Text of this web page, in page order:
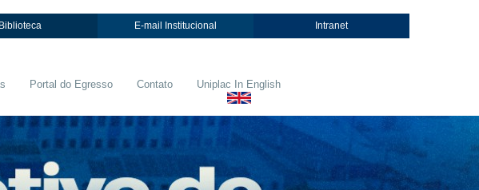
Biblioteca E-mail Institucional Intranet
Portal do Egresso Contato Uniplac In English